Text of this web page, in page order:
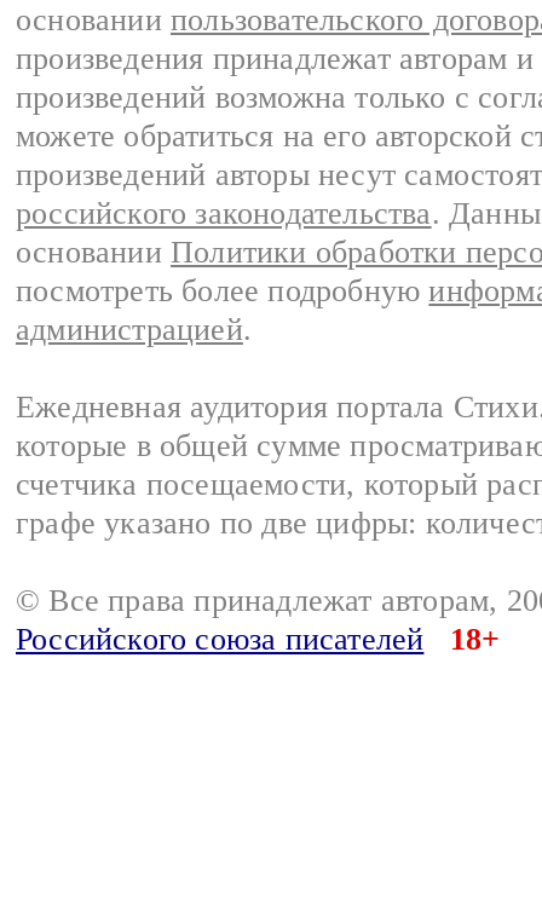
основании пользовательского
произведения принадлежат авторам
произведений возможна только с
можете обратиться на его авторской
произведений авторы несут
российского законодательства.
основании Политики обработки
посмотреть более подробную
администрацией.
Ежедневная аудитория портала
которые в общей сумме
счетчика посещаемости, который
графе указано по две цифры:
© Все права принадлежат авторам,
Российского союза писателей
18+